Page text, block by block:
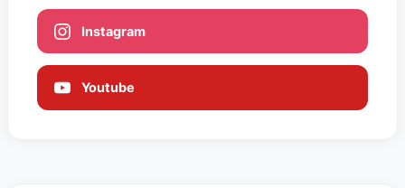
Instagram
Youtube